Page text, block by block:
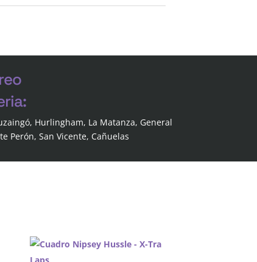
Hurlingham, La Matanza, General
Perón, San Vicente, Cañuelas